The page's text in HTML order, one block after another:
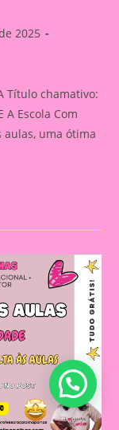
2025
Título chamativo:
A Escola Com
aulas, uma ótima